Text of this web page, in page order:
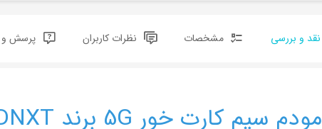
نقد و بررسی مشخصات نظرات کاربران پرسش و
مودم سیم کارت خور 5G برند DNXT